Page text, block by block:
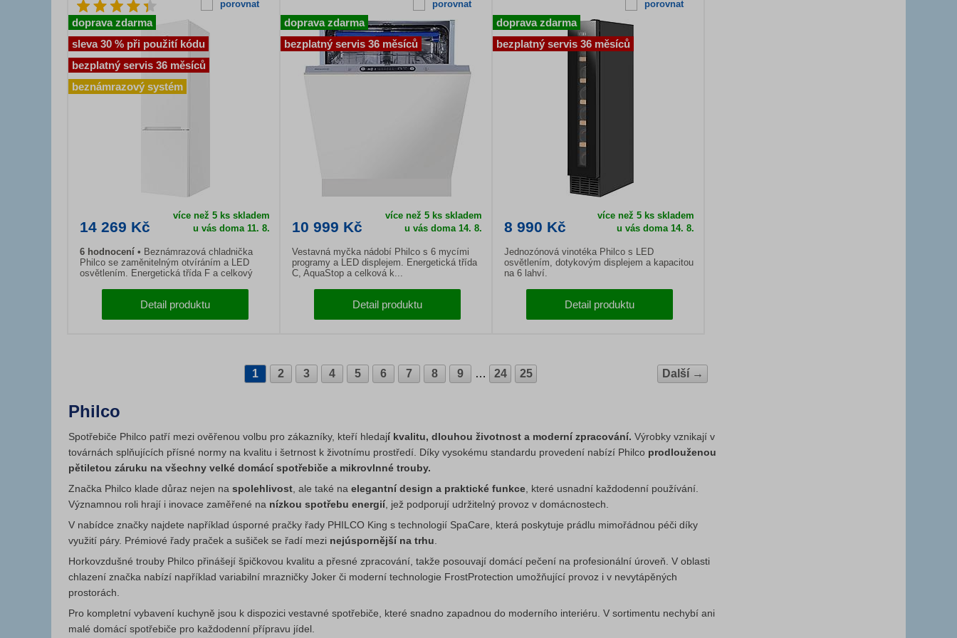
porovnat
14 269 Kč
více než 5 ks skladem
u vás doma 11. 8.
6 hodnocení
Beznámrazová chladnička
Philco se zaměnitelným otvíráním a LED
osvětlením. Energetická třída F a celkový
Detail produktu
doprava zdarma
sleva 30 % při použití kódu
bezplatný servis 36 měsíců
beznámrazový systém
porovnat
10 999 Kč
více než 5 ks skladem
u vás doma 14. 8.
Vestavná myčka nádobí Philco s 6 mycími
programy a LED displejem. Energetická třída
C, AquaStop a celková k...
Detail produktu
doprava zdarma
bezplatný servis 36 měsíců
porovnat
8 990 Kč
více než 5 ks skladem
u vás doma 14. 8.
Jednozónová vinotéka Philco s LED
osvětlením, dotykovým displejem a kapacitou
na 6 lahví.
Detail produktu
doprava zdarma
bezplatný servis 36 měsíců
1 2 3 4 5 6 7 8 9 … 24 25 Další →
Philco
Spotřebiče Philco patří mezi ověřenou volbu pro zákazníky, kteří hledají kvalitu, dlouhou životnost a moderní zpracování. Výrobky vznikají v
továrnách splňujících přísné normy na kvalitu i šetrnost k životnímu prostředí. Díky vysokému standardu provedení nabízí Philco prodlouženou
pětiletou záruku na všechny velké domácí spotřebiče a mikrovlnné trouby.
Značka Philco klade důraz nejen na spolehlivost , ale také na elegantní design a praktické funkce , které usnadní každodenní používání.
Významnou roli hrají i inovace zaměřené na nízkou spotřebu energií , jež podporují udržitelný provoz v domácnostech.
V nabídce značky najdete například úsporné pračky řady PHILCO King s technologií SpaCare, která poskytuje prádlu mimořádnou péči díky
využití páry. Prémiové řady praček a sušiček se řadí mezi nejúspornější na trhu
Horkovzdušné trouby Philco přinášejí špičkovou kvalitu a přesné zpracování, takže posouvají domácí pečení na profesionální úroveň. V oblasti
chlazení značka nabízí například variabilní mrazničky Joker či moderní technologie FrostProtection umožňující provoz i v nevytápěných
prostorách.
Pro kompletní vybavení kuchyně jsou k dispozici vestavné spotřebiče, které snadno zapadnou do moderního interiéru. V sortimentu nechybí ani
malé domácí spotřebiče pro každodenní přípravu jídel.